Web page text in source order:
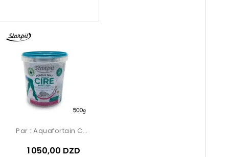
Par : Aquafortain Cosmetics
1 050,00 DZD